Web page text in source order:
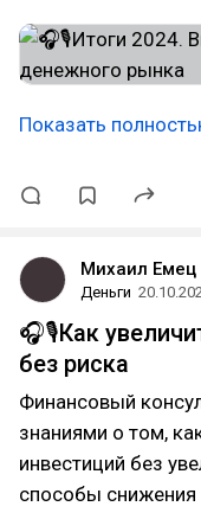
Показать
Михаил Емец
Деньги
🎧🎙️Как
без риска
Финансовый
знаниями о том,
инвестиций без
способы снижения